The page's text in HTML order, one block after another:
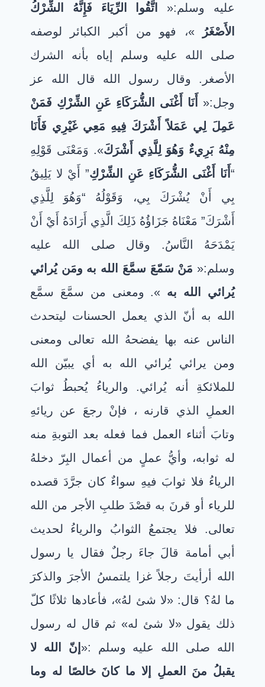
عليه وسلم:« اتَّقُوا الرِّيَاءَ فَإِنَّهُ الشِّرْكُ
الأَصْغَرُ
»، فهو من أكبر الكبائر لوصفه
صلى الله عليه وسلم إياه بأنه الشرك
الأصغر .
وقال رسول الله قال الله عز
وجل:«
أَنَا أَغْنَى الشُّرَكَاءِ عَنِ الشِّرْكِ فَمَنْ
عَمِلَ لِي عَمَلاً أَشْرَكَ فِيهِ مَعِي غَيْرِي فَأَنَا
مِنْهُ بَرِيءٌ وَهُوَ لِلَّذِي أَشْرَكَ». وَمَعْنَى قَوْلِهِ
“ أَنَا أَغْنَى الشُّرَكَاءِ عَنِ الشِّرْكِ” أَيْ لا يَلِيقُ
بِي أَنْ يُشْرَكَ بِي، وَقَوْلُهُ “وَهُوَ لِلَّذِي
أَشْرَكَ” مَعْنَاهُ جَزَاؤُهُ ذَلِكَ الَّذِي أَرَادَهُ أَيْ أَنْ
يَمْدَحَهُ النَّاسُ. وقال صلى الله عليه
وسلم:« مَنْ سَمّعَ سمَّعَ الله به ومَن يُرائي
يُرائي الله به ». ومعنى من سمَّعَ سمَّع
الله به أنّ الذي يعمل الحسنات ليتحدث
الناس عنه بها يفضحهُ الله تعالى ومعنى
ومن يرائي يُرائي الله به أي يبيّن الله
للملائكةِ أنه يُرائي.
والرياءُ يُحبطُ ثوابَ
العملِ الذي قارنه ، فإنْ رجعَ عن ريائهِ
وتابَ أثناء العمل فما فعله بعد التوبةِ منه
له ثوابه، وأيُّ عملٍ من أعمال البِرّ دخلهُ
الرياءُ فلا ثوابَ فيهِ سواءٌ كان جرَّدَ قصده
للرياء أو قرنَ به قصْدَ طلبِ الأجر من الله
تعالى. فلا يجتمعُ الثوابُ والرياءُ لحديث
أبي أمامة قالَ جاءَ رجلٌ فقال يا رسول
الله أرأيتَ رجلاً غزا يلتمسُ الأجرَ والذكرَ
ما لهُ؟ قال: «لا شئ لهُ»، فأعادها ثلاثًا كلّ
ذلك يقول «لا شئ له» ثم قال له رسول
الله صلى الله عليه وسلم :« إنّ الله لا
يقبلُ منَ العملِ إلا ما كانَ خالصًا له وما